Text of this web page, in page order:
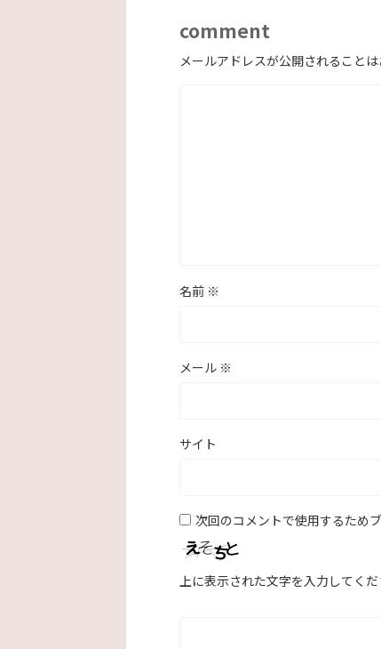
comment
メールアドレスが公開されることは
名前 ※
メール ※
サイト
次回のコメントで使用するため
上に表示された文字を入力してくだ